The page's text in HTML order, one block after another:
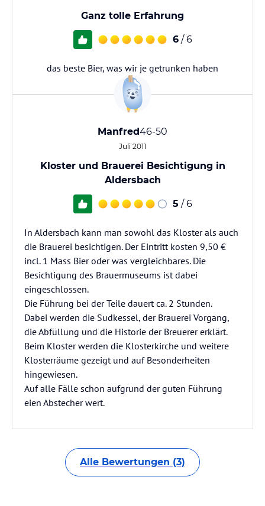
Ganz tolle Erfahrung
6 / 6
das beste Bier, was wir je getrunken haben
Manfred46-50
Juli 2011
Kloster und Brauerei Besichtigung in
Aldersbach
5 / 6
In Aldersbach kann man sowohl das Kloster als auch
die Brauerei besichtigen. Der Eintritt kosten 9,50 €
incl. 1 Mass Bier oder was vergleichbares. Die
Besichtigung des Brauermuseums ist dabei
eingeschlossen.
Die Führung bei der Teile dauert ca. 2 Stunden.
Dabei werden die Sudkessel, der Brauerei Vorgang,
die Abfüllung und die Historie der Breuerer erklärt.
Beim Kloster werden die Klosterkirche und weitere
Klosterräume gezeigt und auf Besonderheiten
hingewiesen.
Auf alle Fälle schon aufgrund der guten Führung
eien Abstecher wert.
Alle Bewertungen (3)